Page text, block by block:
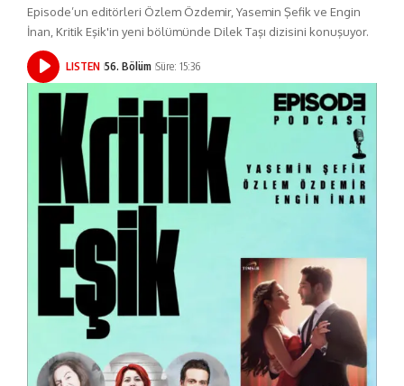
Episode’un editörleri Özlem Özdemir, Yasemin Şefik ve Engin
İnan, Kritik Eşik'in yeni bölümünde Dilek Taşı dizisini konuşuyor.
LISTEN 56. Bölüm Süre: 15:36